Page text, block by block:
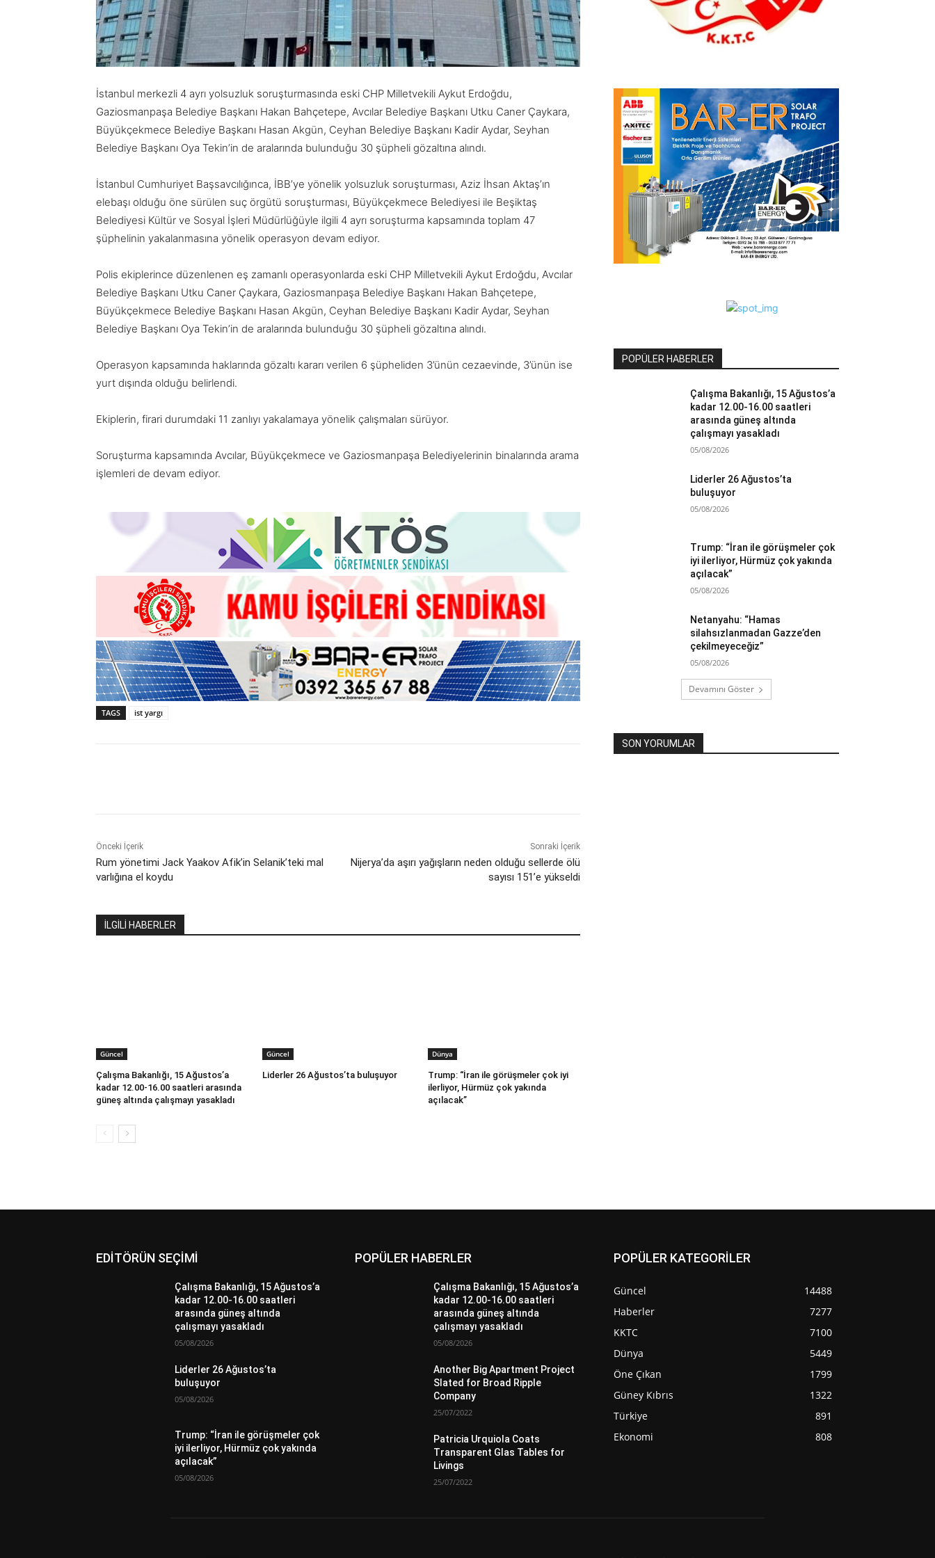
İstanbul merkezli 4 ayrı yolsuzluk soruşturmasında eski CHP Milletvekili Aykut Erdoğdu,
Gaziosmanpaşa Belediye Başkanı Hakan Bahçetepe, Avcılar Belediye Başkanı Utku Caner Çaykara,
Büyükçekmece Belediye Başkanı Hasan Akgün, Ceyhan Belediye Başkanı Kadir Aydar, Seyhan
Belediye Başkanı Oya Tekin’in de aralarında bulunduğu 30 şüpheli gözaltına alındı.
İstanbul Cumhuriyet Başsavcılığınca, İBB’ye yönelik yolsuzluk soruşturması, Aziz İhsan Aktaş’ın
elebaşı olduğu öne sürülen suç örgütü soruşturması, Büyükçekmece Belediyesi ile Beşiktaş
Belediyesi Kültür ve Sosyal İşleri Müdürlüğüyle ilgili 4 ayrı soruşturma kapsamında toplam 47
şüphelinin yakalanmasına yönelik operasyon devam ediyor.
Polis ekiplerince düzenlenen eş zamanlı operasyonlarda eski CHP Milletvekili Aykut Erdoğdu, Avcılar
Belediye Başkanı Utku Caner Çaykara, Gaziosmanpaşa Belediye Başkanı Hakan Bahçetepe,
Büyükçekmece Belediye Başkanı Hasan Akgün, Ceyhan Belediye Başkanı Kadir Aydar, Seyhan
Belediye Başkanı Oya Tekin’in de aralarında bulunduğu 30 şüpheli gözaltına alındı.
Operasyon kapsamında haklarında gözaltı kararı verilen 6 şüpheliden 3’ünün cezaevinde, 3’ünün ise
yurt dışında olduğu belirlendi.
Ekiplerin, firari durumdaki 11 zanlıyı yakalamaya yönelik çalışmaları sürüyor.
Soruşturma kapsamında Avcılar, Büyükçekmece ve Gaziosmanpaşa Belediyelerinin binalarında arama
işlemleri de devam ediyor.
TAGS ist yargı
Önceki İçerik
Rum yönetimi Jack Yaakov Afik’in Selanik’teki mal
varlığına el koydu
Sonraki İçerik
Nijerya’da aşırı yağışların neden olduğu sellerde ölü
sayısı 151’e yükseldi
İLGİLİ HABERLER
Güncel
Çalışma Bakanlığı, 15 Ağustos’a
kadar 12.00-16.00 saatleri arasında
güneş altında çalışmayı yasakladı
Güncel
Liderler 26 Ağustos’ta buluşuyor
Dünya
Trump: “İran ile görüşmeler çok iyi
ilerliyor, Hürmüz çok yakında
açılacak”
POPÜLER HABERLER
Çalışma Bakanlığı, 15 Ağustos’a
kadar 12.00-16.00 saatleri
arasında güneş altında
çalışmayı yasakladı
05/08/2026
Liderler 26 Ağustos’ta
buluşuyor
05/08/2026
Trump: “İran ile görüşmeler çok
iyi ilerliyor, Hürmüz çok yakında
açılacak”
05/08/2026
Netanyahu: “Hamas
silahsızlanmadan Gazze’den
çekilmeyeceğiz”
05/08/2026
Devamını Göster
SON YORUMLAR
EDİTÖRÜN SEÇİMİ
Çalışma Bakanlığı, 15 Ağustos’a
kadar 12.00-16.00 saatleri
arasında güneş altında
çalışmayı yasakladı
05/08/2026
Liderler 26 Ağustos’ta
buluşuyor
05/08/2026
Trump: “İran ile görüşmeler çok
iyi ilerliyor, Hürmüz çok yakında
açılacak”
05/08/2026
POPÜLER HABERLER
Çalışma Bakanlığı, 15 Ağustos’a
kadar 12.00-16.00 saatleri
arasında güneş altında
çalışmayı yasakladı
05/08/2026
Another Big Apartment Project
Slated for Broad Ripple
Company
25/07/2022
Patricia Urquiola Coats
Transparent Glas Tables for
Livings
25/07/2022
POPÜLER KATEGORİLER
Güncel
14488
Haberler
7277
KKTC
7100
Dünya
5449
Öne Çıkan
1799
Güney Kıbrıs
1322
Türkiye
891
Ekonomi
808